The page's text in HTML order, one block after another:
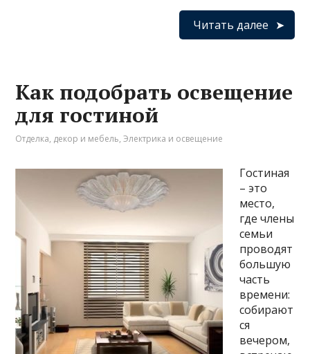
Читать далее
Как подобрать освещение
для гостиной
Отделка, декор и мебель,Электрика и освещение
Гостиная
– это
место,
где члены
семьи
проводят
большую
часть
времени:
собирают
ся
вечером,